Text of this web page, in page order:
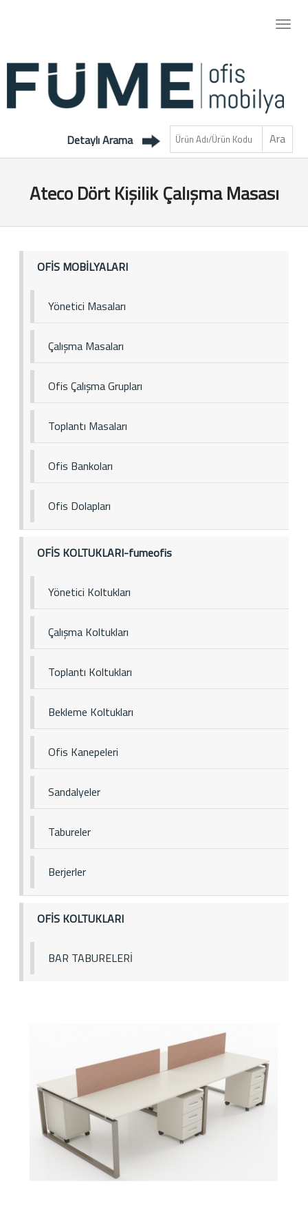
Detaylı Arama
Ateco Dört Kişilik Çalışma Masası
OFİS MOBİLYALARI
Yönetici Masaları
Çalışma Masaları
Ofis Çalışma Grupları
Toplantı Masaları
Ofis Bankoları
Ofis Dolapları
OFİS KOLTUKLARI-fumeofis
Yönetici Koltukları
Çalışma Koltukları
Toplantı Koltukları
Bekleme Koltukları
Ofis Kanepeleri
Sandalyeler
Tabureler
Berjerler
OFİS KOLTUKLARI
BAR TABURELERİ